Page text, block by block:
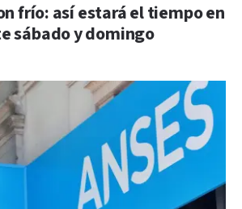
frío: así estará el tiempo en
sábado y domingo